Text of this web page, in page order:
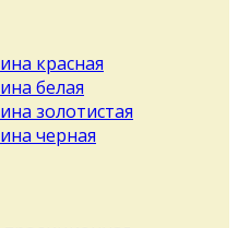
красная
белая
золотистая
черная